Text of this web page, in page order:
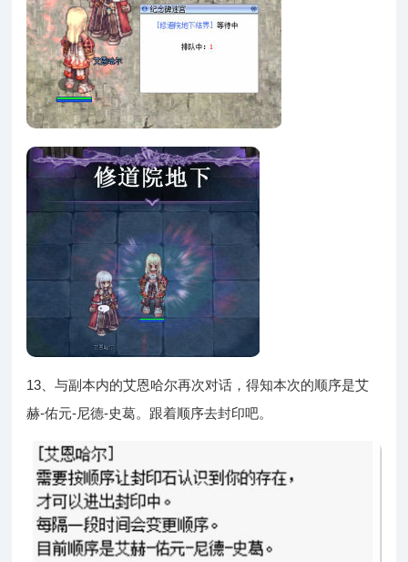
13、与副本内的艾恩哈尔再次对话，得知本次的顺序是艾
赫-佑元-尼德-史葛。跟着顺序去封印吧。